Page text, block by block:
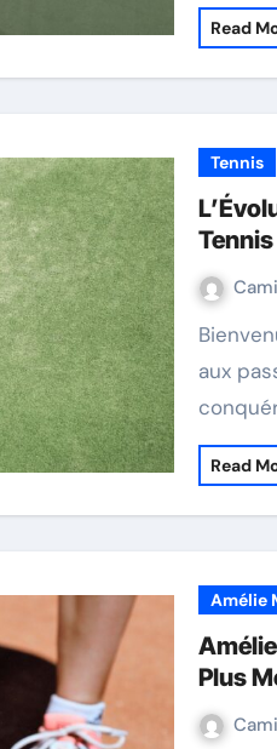
Read
Tennis
Tennis
Bienvenue à tous les amateurs de tennis et
aux
Read
Amélie
Plus